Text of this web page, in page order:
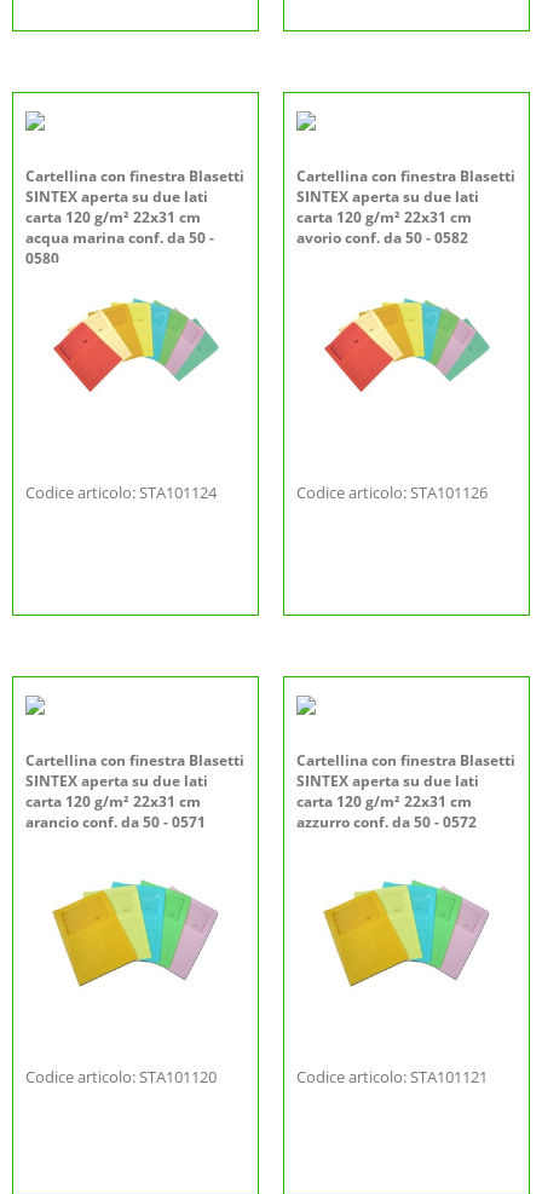
Cartellina con finestra Blasetti
SINTEX aperta su due lati
carta 120 g/m² 22x31 cm
acqua marina conf. da 50 -
0580
Codice articolo: STA101124
Cartellina con finestra Blasetti
SINTEX aperta su due lati
carta 120 g/m² 22x31 cm
avorio conf. da 50 - 0582
Codice articolo: STA101126
Cartellina con finestra Blasetti
SINTEX aperta su due lati
carta 120 g/m² 22x31 cm
arancio conf. da 50 - 0571
Codice articolo: STA101120
Cartellina con finestra Blasetti
SINTEX aperta su due lati
carta 120 g/m² 22x31 cm
azzurro conf. da 50 - 0572
Codice articolo: STA101121